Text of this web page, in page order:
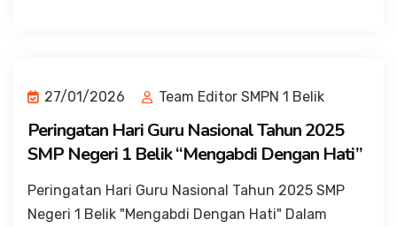
27/01/2026 Team Editor SMPN 1 Belik
Peringatan Hari Guru Nasional Tahun 2025
SMP Negeri 1 Belik “Mengabdi Dengan Hati”
Peringatan Hari Guru Nasional Tahun 2025 SMP
Negeri 1 Belik "Mengabdi Dengan Hati" Dalam